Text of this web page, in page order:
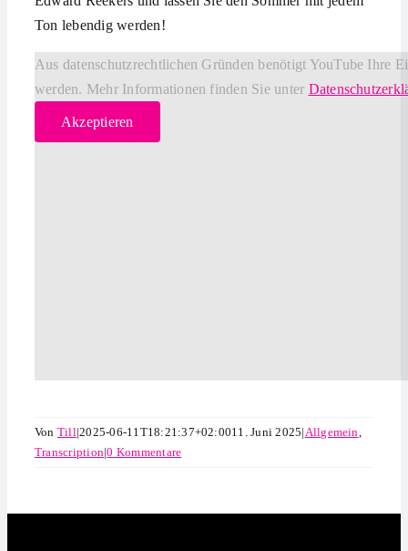
Ton lebendig werden!
Aus datenschutzrechtlichen Gründen benötigt YouTube Ihre
werden. Mehr Informationen finden Sie unter
Akzeptieren
Von Till|2025-06-11T18:21:37+02:0011. Juni 2025|Allgemein,
Transcription|0 Kommentare